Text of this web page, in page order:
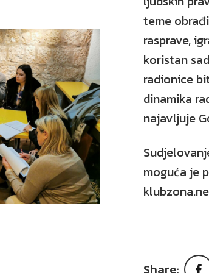
teme
rasprave,
koristan
radionice
dinamika
najavljuje
moguća je
Share: